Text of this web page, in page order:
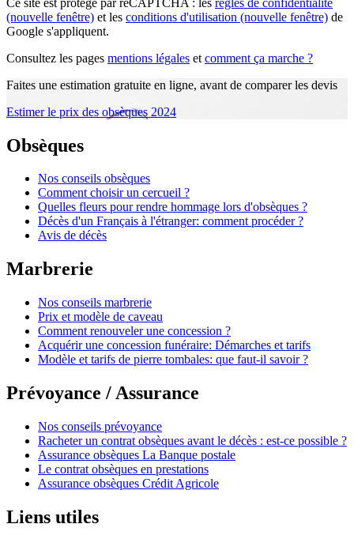
(nouvelle fenêtre) et les conditions d'utilisation (nouvelle fenêtre) de
Google s'appliquent.
Consultez les pages mentions légales et comment ça marche ?
Faites une estimation gratuite en ligne, avant de comparer les devis
Estimer le prix des obsèques 2024
Obsèques
Nos conseils obsèques
Comment choisir un cercueil ?
Quelles fleurs pour rendre hommage lors d'obsèques ?
Décès d'un Français à l'étranger: comment procéder ?
Avis de décès
Marbrerie
Nos conseils marbrerie
Prix et modèle de caveau
Comment renouveler une concession ?
Acquérir une concession funéraire: Démarches et tarifs
Modèle et tarifs de pierre tombales: que faut-il savoir ?
Prévoyance / Assurance
Nos conseils prévoyance
Racheter un contrat obsèques avant le décès : est-ce possible ?
Assurance obsèques La Banque postale
Le contrat obsèques en prestations
Assurance obsèques Crédit Agricole
Liens utiles